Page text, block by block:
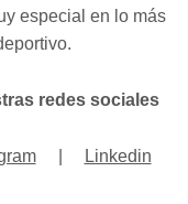
especial en lo más
redes sociales
| Linkedin